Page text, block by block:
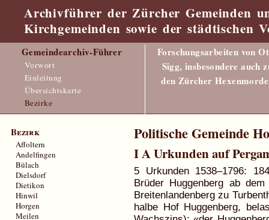
Archivführer der Zürcher Gemeinden
Kirchgemeinden sowie der städtischen
Gemeindearchiv-Führer
Vorwort
Einleitung
Übersichtskarte
Bezirke
Forschungsarbeiten von
Sigg, insbesondere auch
den Zürcher
Politische Gemeinde
I A Urkunden auf
5 Urkunden 1538–1796:
Brüder Huggenberg ab
Breitenlandenberg zu
halbe Hof Huggenberg,
Bezirk
Affoltern
Andelfingen
Bülach
Dielsdorf
Dietikon
Hinwil
Horgen
Meilen